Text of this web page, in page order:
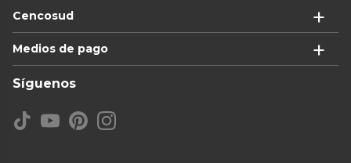
Cencosud
Medios de pago
Síguenos